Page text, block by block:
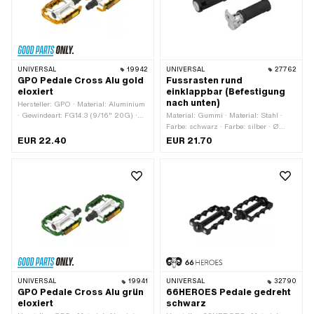
UNIVERSAL 19942
GPO Pedale Cross Alu gold
eloxiert
Hersteller: GPO · Material: Aluminium
· Gewindeart: FG14.3 (9/16" 20G) ·
Aussensechskant · Antrieb:
EUR 22.40
UNIVERSAL 27762
Fussrasten rund
einklappbar (Befestigung
nach unten)
Material: Gummi · Material: Stahl ·
Farbe: schwarz · Farbe: silber · Ø
aussen: 30 mm · Ø innen: 12.5 mm ·
EUR 21.70
UNIVERSAL 19941
GPO Pedale Cross Alu grün
eloxiert
UNIVERSAL 32790
66HEROES Pedale gedreht
schwarz